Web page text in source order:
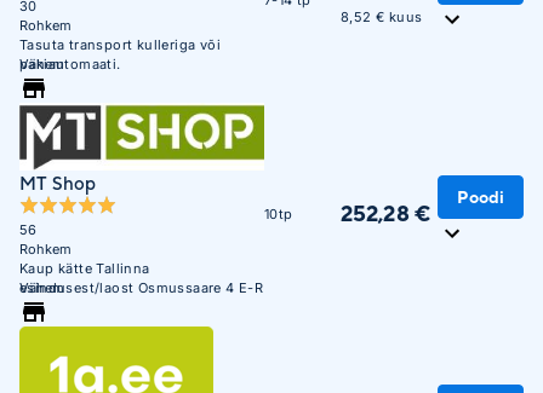
30
Rohkem
Tasuta transport kulleriga või
pakiautomaati.
Vähem
8,52 € kuus
MT Shop
56
Rohkem
Kaup kätte Tallinna
esindusest/laost Osmussaare 4 E-R
10:00 - 17:00
Vähem
10tp 252,28 €
Poodi